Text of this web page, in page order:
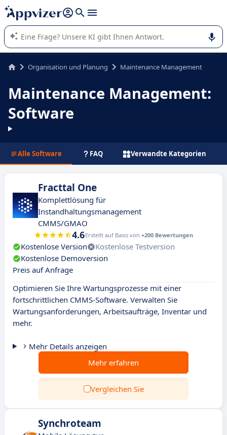
beantworten (mehrere Zeilen mit
Die KI von Appvizer führt Sie bei der Nutzung oder Auswahl
von SaaS-Software in Unternehmen.
Organisation und Planung Maintenance Management
Maintenance Management:
Software
Alle Software FAQ Verwandte Kategorien
Fracttal One
Komplettlösung für
Instandhaltungsmanagement
CMMS/GMAO
4.6Erstellt auf Basis von +200 Bewertungen
Kostenlose Version
Kostenlose Testversion
Kostenlose Demoversion
Preis auf Anfrage
Optimieren Sie Ihre Wartungsprozesse mit einer
fortschrittlichen CMMS-Software. Verwalten Sie
Wartungsanforderungen, Arbeitsaufträge, Inventar und
mehr.
Mehr Details anzeigen
Mehr erfahren
Vergleichen Sie
Synchroteam